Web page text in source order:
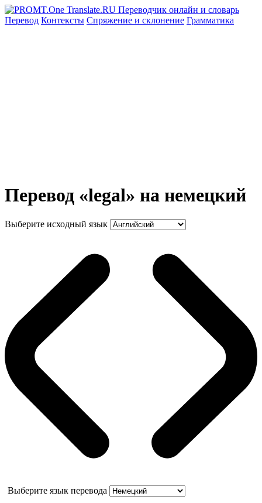
Перевод Контексты Спряжение и склонение Грамматика
Перевод «legal» на немецкий
Выберите исходный язык
Выберите язык перевода